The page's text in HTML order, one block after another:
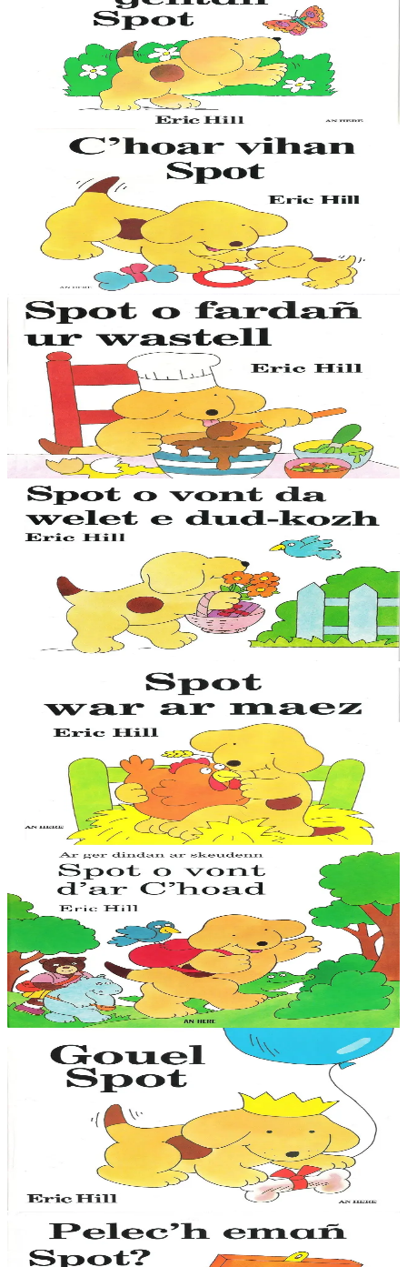
La première promenade de Spot
Le petit chien Spot est mondialement connu, avec ses aventures
auxquelles participent les enfants en soulevant des images animées.
Cette collection, qui existe...
1 ans et plus
La petite soeur de Spot
Le petit chien Spot est mondialement connu, avec ses aventures
auxquelles participent les enfants en soulevant des images animées.
Cette collection, qui existe...
9,00 €
1 ans et plus
Épuisé
An Here
Spot fait un gâteau
Le petit chien Spot est mondialement connu, avec ses aventures
auxquelles participent les enfants en soulevant des images animées.
Cette collection, qui existe...
Épuisé
1 ans et plus
Épuisé
An Here
Spot rend visite à ses grands-parents
Le petit chien Spot est mondialement connu, avec ses aventures
auxquelles participent les enfants en soulevant des images animées.
Cette collection, qui existe...
Épuisé
An Here
Spot à la campagne
Le petit chien Spot est mondialement connu, avec ses aventures
auxquelles participent les enfants en soulevant des images animées.
Cette collection, qui existe...
3 ans et plus
Spot va au bois
Venez au bois vous promener avec Spot, ses amis de l'école et leur
maîtresse, Madame Arzhig. Vous y passerez une belle journée. Une
collection de nouveaux...
Épuisé
La fête de Spot
Le petit chien Spot est mondialement connu, avec ses aventures
auxquelles participent les enfants en soulevant des images animées.
Cette collection, qui existe...
Épuisé
An Here